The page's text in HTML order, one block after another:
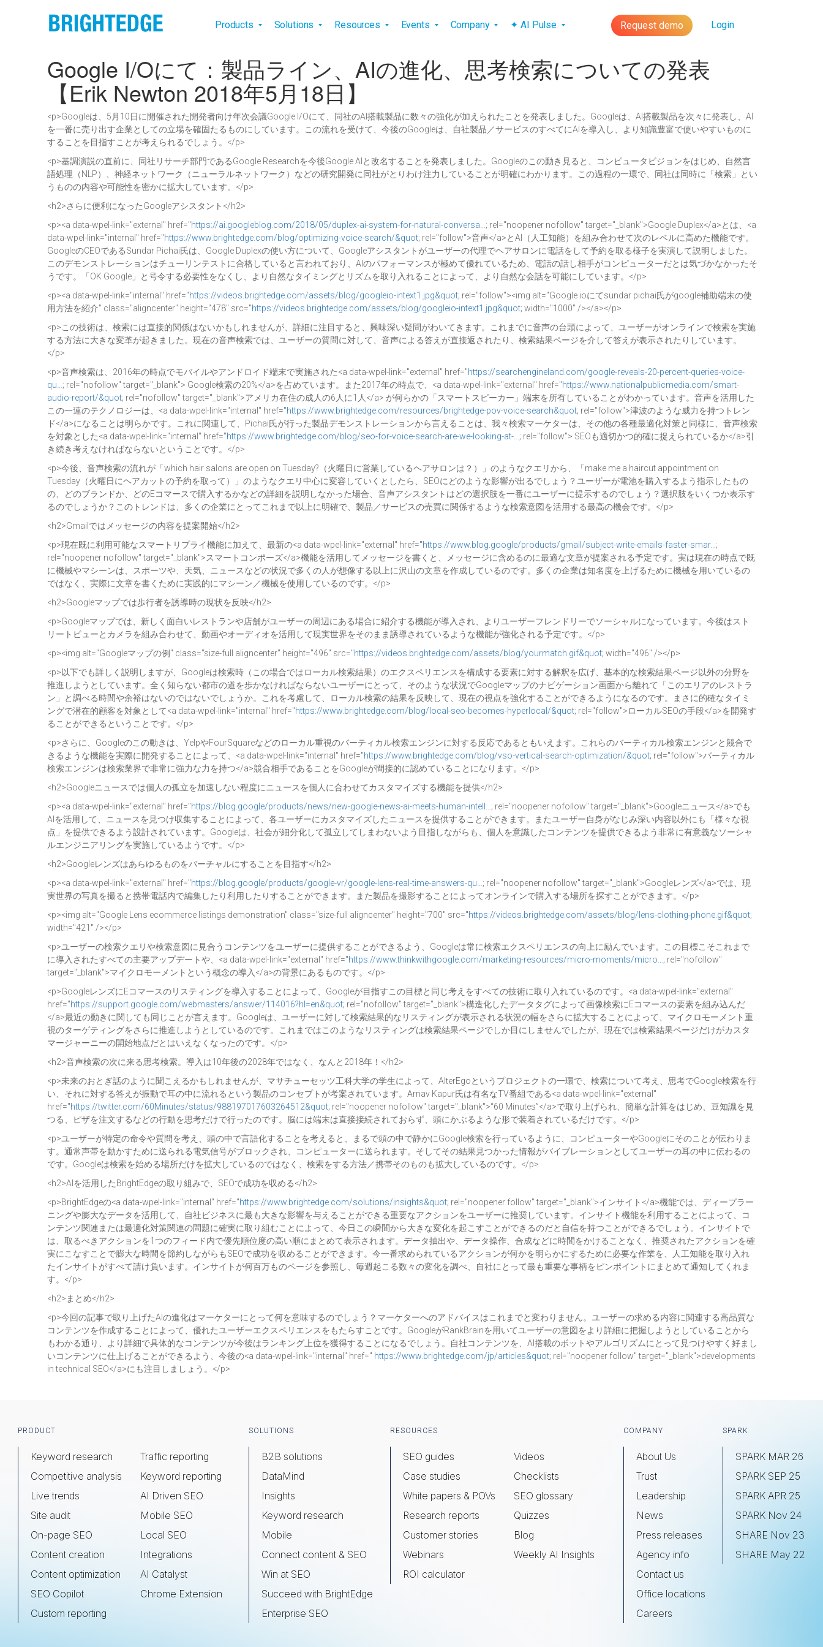
Products Solutions Resources Events Company ✦ AI Pulse Request demo Login
Google I/Oにて：製品ライン、AIの進化、思考検索についての発表
【Erik Newton 2018年5月18日】
<p>Googleは、5月10日に開催された開発者向け年次会議Google I/Oにて、同社のAI搭載製品に数々の強化が加えられたことを発表しました。Googleは、AI搭載製品を次々に発表し、AI
を一番に売り出す企業としての立場を確固たるものにしています。この流れを受けて、今後のGoogleは、自社製品／サービスのすべてにAIを導入し、より知識豊富で使いやすいものに
することを目指すことが考えられるでしょう。</p>
<p>基調演説の直前に、同社リサーチ部門であるGoogle Researchを今後Google AIと改名することを発表しました。Googleのこの動き見ると、コンピュータビジョンをはじめ、自然言
語処理（NLP）、神経ネットワーク（ニューラルネットワーク）などの研究開発に同社がとりわけ注力していることが明確にわかります。この過程の一環で、同社は同時に「検索」とい
うものの内容や可能性を密かに拡大しています。</p>
<h2>さらに便利になったGoogleアシスタント</h2>
<p><a data-wpel-link="external" href="https://ai.googleblog.com/2018/05/duplex-ai-system-for-natural-conversa… ; rel="noopener nofollow" target="_blank">Google Duplex</a>とは、<a
data-wpel-link="internal" href="https://www.brightedge.com/blog/optimizing-voice-search/&quot; rel="follow">音声</a>とAI（人工知能）を組み合わせて次のレベルに高めた機能です。
GoogleのCEOであるSundar Pichai氏は、Google Duplexの使い方について、Googleアシスタントがユーザーの代理でヘアサロンに電話をして予約を取る様子を実演して説明しました。
このデモンストレーションはチューリンテストに合格していると言われており、AIのパフォーマンスが極めて優れているため、電話の話し相手がコンピューターだとは気づかなかったそ
うです。「OK Google」と号令する必要性をなくし、より自然なタイミングとリズムを取り入れることによって、より自然な会話を可能にしています。</p>
<p><a data-wpel-link="internal" href="https://videos.brightedge.com/assets/blog/googleio-intext1.jpg&quot; rel="follow"><img alt="Google ioにてsundar pichai氏がgoogle補助端末の使
用方法を紹介" class="aligncenter" height="478" src="https://videos.brightedge.com/assets/blog/googleio-intext1.jpg&quot; width="1000" /></a></p>
<p>この技術は、検索には直接的関係はないかもしれませんが、詳細に注目すると、興味深い疑問がわいてきます。これまでに音声の台頭によって、ユーザーがオンラインで検索を実施
する方法に大きな変革が起きました。現在の音声検索では、ユーザーの質問に対して、音声による答えが直接返されたり、検索結果ページを介して答えが表示されたりしています。
</p>
<p>音声検索は、2016年の時点でモバイルやアンドロイド端末で実施された<a data-wpel-link="external" href="https://searchengineland.com/google-reveals-20-percent-queries-voice-
qu… ; rel="nofollow" target="_blank"> Google検索の20%</a>を占めています。また2017年の時点で、<a data-wpel-link="external" href="https://www.nationalpublicmedia.com/smart-
audio-report/&quot; rel="nofollow" target="_blank">アメリカ在住の成人の6人に1人</a> が何らかの「スマートスピーカー」端末を所有していることがわかっています。音声を活用した
この一連のテクノロジーは、<a data-wpel-link="internal" href="https://www.brightedge.com/resources/brightedge-pov-voice-search&quot; rel="follow">津波のような威力を持つトレン
ド</a>になることは明らかです。これに関連して、Pichai氏が行った製品デモンストレーションから言えることは、我々検索マーケターは、その他の各種最適化対策と同様に、音声検索
を対象とした<a data-wpel-link="internal" href="https://www.brightedge.com/blog/seo-for-voice-search-are-we-looking-at-… ; rel="follow"> SEOも適切かつ的確に捉えられているか</a>引
き続き考えなければならないということです。</p>
<p>今後、音声検索の流れが「which hair salons are open on Tuesday?（火曜日に営業しているヘアサロンは？）」のようなクエリから、「make me a haircut appointment on
Tuesday（火曜日にヘアカットの予約を取って）」のようなクエリ中心に変容していくとしたら、SEOにどのような影響が出るでしょう？ユーザーが電池を購入するよう指示したもの
の、どのブランドか、どのEコマースで購入するかなどの詳細を説明しなかった場合、音声アシスタントはどの選択肢を一番にユーザーに提示するのでしょう？選択肢をいくつか表示す
るのでしょうか？このトレンドは、多くの企業にとってこれまで以上に明確で、製品／サービスの売買に関係するような検索意図を活用する最高の機会です。</p>
<h2>Gmailではメッセージの内容を提案開始</h2>
<p>現在既に利用可能なスマートリプライ機能に加えて、最新の<a data-wpel-link="external" href="https://www.blog.google/products/gmail/subject-write-emails-faster-smar… ;
rel="noopener nofollow" target="_blank">スマートコンポーズ</a>機能を活用してメッセージを書くと、メッセージに含めるのに最適な文章が提案される予定です。実は現在の時点で既
に機械やマシーンは、スポーツや、天気、ニュースなどの状況で多くの人が想像する以上に沢山の文章を作成しているのです。多くの企業は知名度を上げるために機械を用いているの
ではなく、実際に文章を書くために実践的にマシーン／機械を使用しているのです。</p>
<h2>Googleマップでは歩行者を誘導時の現状を反映</h2>
<p>Googleマップでは、新しく面白いレストランや店舗がユーザーの周辺にある場合に紹介する機能が導入され、よりユーザーフレンドリーでソーシャルになっています。今後はスト
リートビューとカメラを組み合わせて、動画やオーディオを活用して現実世界をそのまま誘導されているような機能が強化される予定です。</p>
<p><img alt="Googleマップの例" class="size-full aligncenter" height="496" src="https://videos.brightedge.com/assets/blog/yourmatch.gif&quot; width="496" /></p>
<p>以下でも詳しく説明しますが、Googleは検索時（この場合ではローカル検索結果）のエクスペリエンスを構成する要素に対する解釈を広げ、基本的な検索結果ページ以外の分野を
推進しようとしています。全く知らない都市の道を歩かなければならないユーザーにとって、そのような状況でGoogleマップのナビゲーション画面から離れて「このエリアのレストラ
ン」と調べる時間や余裕はないのではないでしょうか。これを考慮して、ローカル検索の結果を反映して、現在の視点を強化することができるようになるのです。まさに的確なタイミ
ングで潜在的顧客を対象として<a data-wpel-link="internal" href="https://www.brightedge.com/blog/local-seo-becomes-hyperlocal/&quot; rel="follow">ローカルSEOの手段</a>を開発す
ることができるということです。</p>
<p>さらに、Googleのこの動きは、YelpやFourSquareなどのローカル重視のバーティカル検索エンジンに対する反応であるともいえます。これらのバーティカル検索エンジンと競合で
きるような機能を実際に開発することによって、<a data-wpel-link="internal" href="https://www.brightedge.com/blog/vso-vertical-search-optimization/&quot; rel="follow">バーティカル
検索エンジンは検索業界で非常に強力な力を持つ</a>競合相手であることをGoogleが間接的に認めていることになります。</p>
<h2>Googleニュースでは個人の孤立を加速しない程度にニュースを個人に合わせてカスタマイズする機能を提供</h2>
<p><a data-wpel-link="external" href="https://blog.google/products/news/new-google-news-ai-meets-human-intell… ; rel="noopener nofollow" target="_blank">Googleニュース</a>でも
AIを活用して、ニュースを見つけ収集することによって、各ユーザーにカスタマイズしたニュースを提供することができます。またユーザー自身がなじみ深い内容以外にも「様々な視
点」を提供できるよう設計されています。Googleは、社会が細分化して孤立してしまわないよう目指しながらも、個人を意識したコンテンツを提供できるよう非常に有意義なソーシャ
ルエンジニアリングを実施しているようです。</p>
<h2>Googleレンズはあらゆるものをバーチャルにすることを目指す</h2>
<p><a data-wpel-link="external" href="https://blog.google/products/google-vr/google-lens-real-time-answers-qu… ; rel="noopener nofollow" target="_blank">Googleレンズ</a>では、現
実世界の写真を撮ると携帯電話内で編集したり利用したりすることができます。また製品を撮影することによってオンラインで購入する場所を探すことができます。</p>
<p><img alt="Google Lens ecommerce listings demonstration" class="size-full aligncenter" height="700" src="https://videos.brightedge.com/assets/blog/lens-clothing-phone.gif&quot;
width="421" /></p>
<p>ユーザーの検索クエリや検索意図に見合うコンテンツをユーザーに提供することができるよう、Googleは常に検索エクスペリエンスの向上に励んでいます。この目標こそこれまで
に導入されたすべての主要アップデートや、<a data-wpel-link="external" href="https://www.thinkwithgoogle.com/marketing-resources/micro-moments/micro… ; rel="nofollow"
target="_blank">マイクロモーメントという概念の導入</a>の背景にあるものです。</p>
<p>GoogleレンズにEコマースのリスティングを導入することによって、Googleが目指すこの目標と同じ考えをすべての技術に取り入れているのです。<a data-wpel-link="external"
href="https://support.google.com/webmasters/answer/114016?hl=en&quot; rel="nofollow" target="_blank">構造化したデータタグによって画像検索にEコマースの要素を組み込んだ
</a>最近の動きに関しても同じことが言えます。Googleは、ユーザーに対して検索結果的なリスティングが表示される状況の幅をさらに拡大することによって、マイクロモーメント重
視のターゲティングをさらに推進しようとしているのです。これまではこのようなリスティングは検索結果ページでしか目にしませんでしたが、現在では検索結果ページだけがカスタ
マージャーニーの開始地点だとはいえなくなったのです。</p>
<h2>音声検索の次に来る思考検索。導入は10年後の2028年ではなく、なんと2018年！</h2>
<p>未来のおとぎ話のように聞こえるかもしれませんが、マサチューセッツ工科大学の学生によって、AlterEgoというプロジェクトの一環で、検索について考え、思考でGoogle検索を行
い、それに対する答えが振動で耳の中に流れるという製品のコンセプトが考案されています。Arnav Kapur氏は有名なTV番組である<a data-wpel-link="external"
href="https://twitter.com/60Minutes/status/988197017603264512&quot; rel="noopener nofollow" target="_blank">“60 Minutes”</a>で取り上げられ、簡単な計算をはじめ、豆知識を見
つる、ピザを注文するなどの行動を思考だけで行ったのです。脳には端末は直接接続されておらず、頭にかぶるような形で装着されているだけです。</p>
<p>ユーザーが特定の命令や質問を考え、頭の中で言語化することを考えると、まるで頭の中で静かにGoogle検索を行っているように、コンピューターやGoogleにそのことが伝わりま
す。通常声帯を動かすために送られる電気信号がブロックされ、コンピューターに送られます。そしてその結果見つかった情報がバイブレーションとしてユーザーの耳の中に伝わるの
です。Googleは検索を始める場所だけを拡大しているのではなく、検索をする方法／携帯そのものも拡大しているのです。</p>
<h2>AIを活用したBrightEdgeの取り組みで、SEOで成功を収める</h2>
<p>BrightEdgeの<a data-wpel-link="internal" href="https://www.brightedge.com/solutions/insights&quot; rel="noopener follow" target="_blank">インサイト</a>機能では、ディープラー
ニングや膨大なデータを活用して、自社ビジネスに最も大きな影響を与えることができる重要なアクションをユーザーに推奨しています。インサイト機能を利用することによって、コ
ンテンツ関連または最適化対策関連の問題に確実に取り組むことによって、今日この瞬間から大きな変化を起こすことができるのだと自信を持つことができるでしょう。インサイトで
は、取るべきアクションを1つのフィード内で優先順位度の高い順にまとめて表示されます。データ抽出や、データ操作、合成などに時間をかけることなく、推奨されたアクションを確
実にこなすことで膨大な時間を節約しながらもSEOで成功を収めることができます。今一番求められているアクションが何かを明らかにするために必要な作業を、人工知能を取り入れ
たインサイトがすべて請け負います。インサイトが何百万ものページを参照し、毎週起こる数々の変化を調べ、自社にとって最も重要な事柄をピンポイントにまとめて通知してくれま
す。</p>
<h2>まとめ</h2>
<p>今回の記事で取り上げたAIの進化はマーケターにとって何を意味するのでしょう？マーケターへのアドバイスはこれまでと変わりません。ユーザーの求める内容に関連する高品質な
コンテンツを作成することによって、優れたユーザーエクスペリエンスをもたらすことです。GoogleがRankBrainを用いてユーザーの意図をより詳細に把握しようとしていることから
もわかる通り、より詳細で具体的なコンテンツが今後はランキング上位を獲得することになるでしょう。自社コンテンツを、AI搭載のボットやアルゴリズムにとって見つけやすく好まし
いコンテンツに仕上げることができるよう、今後の<a data-wpel-link="internal" href=" https://www.brightedge.com/jp/articles&quot; rel="noopener follow" target="_blank">developments
in technical SEO</a>にも注目しましょう。</p>
Footer
PRODUCT
Keyword research
Competitive analysis
Live trends
Site audit
On-page SEO
Content creation
Content optimization
SEO Copilot
Custom reporting
Traffic reporting
Keyword reporting
AI Driven SEO
Mobile SEO
Local SEO
Integrations
AI Catalyst
Chrome Extension
SOLUTIONS
B2B solutions
DataMind
Insights
Keyword research
Mobile
Connect content & SEO
Win at SEO
Succeed with BrightEdge
Enterprise SEO
RESOURCES
SEO guides
Case studies
White papers & POVs
Research reports
Customer stories
Webinars
ROI calculator
Videos
Checklists
SEO glossary
Quizzes
Blog
Weekly AI Insights
COMPANY
About Us
Trust
Leadership
News
Press releases
Agency info
Contact us
Office locations
Careers
SPARK
SPARK MAR 26
SPARK SEP 25
SPARK APR 25
SPARK Nov 24
SHARE Nov 23
SHARE May 22